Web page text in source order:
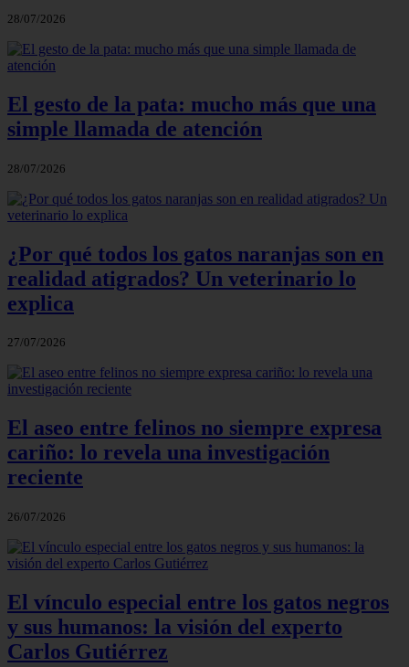
28/07/2026
El gesto de la pata: mucho más que una
simple llamada de atención
28/07/2026
¿Por qué todos los gatos naranjas son en
realidad atigrados? Un veterinario lo
explica
27/07/2026
El aseo entre felinos no siempre expresa
cariño: lo revela una investigación
reciente
26/07/2026
El vínculo especial entre los gatos negros
y sus humanos: la visión del experto
Carlos Gutiérrez